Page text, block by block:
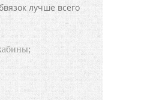
лучше всего